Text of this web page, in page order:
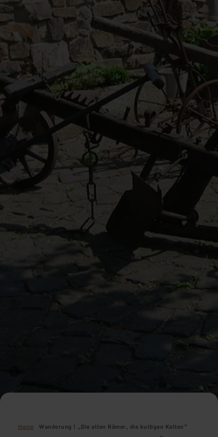
Home Wanderung | „Die alten Römer, die kultigen Kelten”